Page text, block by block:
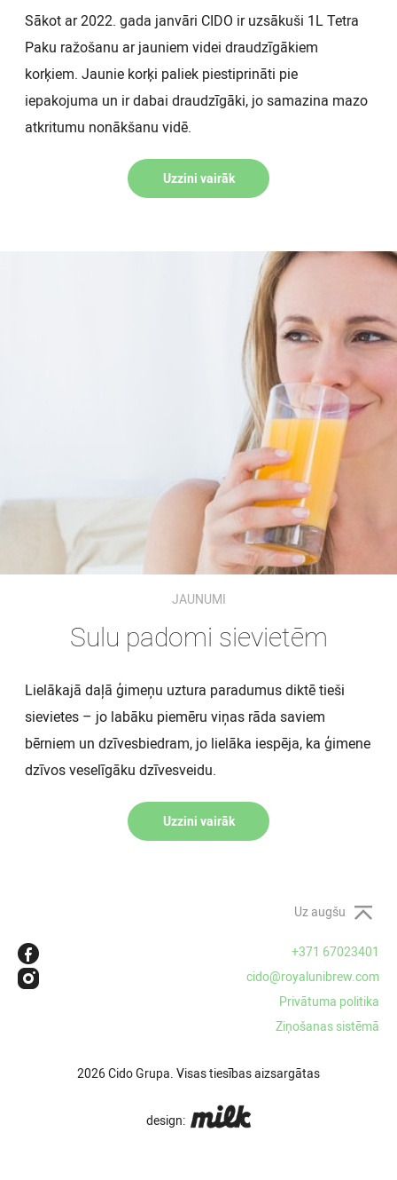
Sākot ar 2022. gada janvāri CIDO ir uzsākuši 1L Tetra
Paku ražošanu ar jauniem videi draudzīgākiem
korķiem. Jaunie korķi paliek piestiprināti pie
iepakojuma un ir dabai draudzīgāki, jo samazina mazo
atkritumu nonākšanu vidē.
Uzzini vairāk
JAUNUMI
Sulu padomi sievietēm
Lielākajā daļā ģimeņu uztura paradumus diktē tieši
sievietes – jo labāku piemēru viņas rāda saviem
bērniem un dzīvesbiedram, jo lielāka iespēja, ka ģimene
dzīvos veselīgāku dzīvesveidu.
Uzzini vairāk
Uz augšu
+371 67023401
cido@royalunibrew.com
Privātuma politika
Ziņošanas sistēmā
2026 Cido Grupa. Visas tiesības aizsargātas
design: